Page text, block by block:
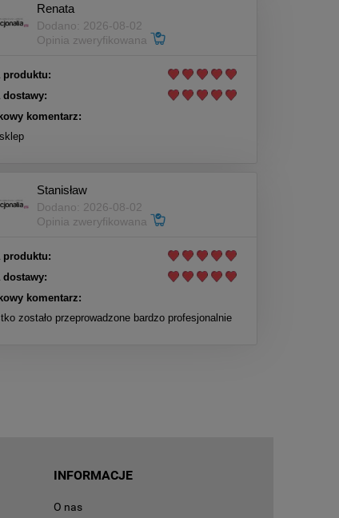
Renata
Dodano: 2026-08-02
Opinia zweryfikowana
produktu:
dostawy:
komentarz:
Stanisław
Dodano: 2026-08-02
Opinia zweryfikowana
produktu:
dostawy:
komentarz:
zostało przeprowadzone bardzo profesjonalnie
INFORMACJE
O nas